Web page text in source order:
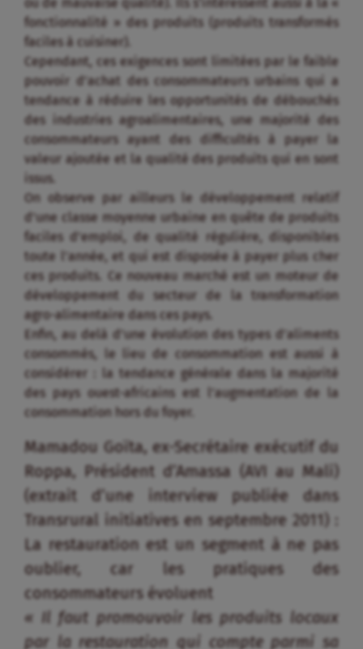
issus.
On observe par ailleurs le développement relatif
d’une classe moyenne urbaine en quête de produits
faciles d’emploi, de qualité régulière, disponibles
toute l’année, et qui est disposée à payer plus cher
ces produits. Ce nouveau marché est un moteur de
développement du secteur de la transformation
agro-alimentaire dans ces pays.
Enfin, au delà d’une évolution des types d’aliments
consommés, le lieu de consommation est aussi à
considérer : la tendance générale dans la majorité
des pays ouest-africains est l’augmentation de la
consommation hors du foyer.
Mamadou Goïta, ex-Secrétaire exécutif du
Roppa, Président d’Amassa (AVI au Mali)
(extrait d’une interview publiée dans
Transrural initiatives en septembre 2011) :
La restauration est un segment à ne pas
oublier, car les pratiques des
consommateurs évoluent
« Il faut promouvoir les produits locaux
par la restauration qui compte parmi sa
clientèle de plus en plus de
consommateurs issus des classes
moyennes. Le rôle des restaurants est
aujourd’hui important. Ceux qui valorisent
les productions locales étaient auparavant
essentiellement fréquentés par des
expatriés et des classes sociales élevées.